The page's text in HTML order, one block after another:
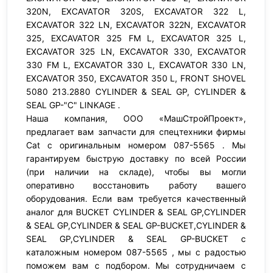
320N, EXCAVATOR 320S, EXCAVATOR 322 L,
EXCAVATOR 322 LN, EXCAVATOR 322N, EXCAVATOR
325, EXCAVATOR 325 FM L, EXCAVATOR 325 L,
EXCAVATOR 325 LN, EXCAVATOR 330, EXCAVATOR
330 FM L, EXCAVATOR 330 L, EXCAVATOR 330 LN,
EXCAVATOR 350, EXCAVATOR 350 L, FRONT SHOVEL
5080 213.2880 CYLINDER & SEAL GP, CYLINDER &
SEAL GP-"C" LINKAGE .
Наша компания, ООО «МашСтройПроект»,
предлагает вам запчасти для спецтехники фирмы
Cat с оригинальным номером 087-5565 . Мы
гарантируем быструю доставку по всей России
(при наличии на складе), чтобы вы могли
оперативно восстановить работу вашего
оборудования. Если вам требуется качественный
аналог для BUCKET CYLINDER & SEAL GP,CYLINDER
& SEAL GP,CYLINDER & SEAL GP-BUCKET,CYLINDER &
SEAL GP,CYLINDER & SEAL GP-BUCKET с
каталожным номером 087-5565 , мы с радостью
поможем вам с подбором. Мы сотрудничаем с